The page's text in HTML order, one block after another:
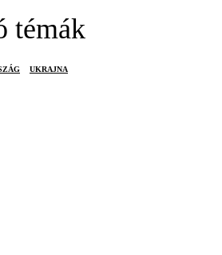
témák
UKRAJNA